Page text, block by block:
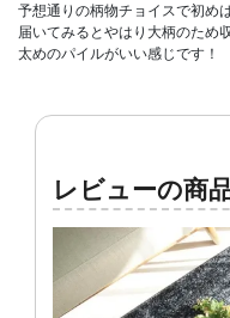
予想通りの柄物チョイスで初め
届いてみるとやはり大柄のため
太めのパイルがいい感じです！
レビューの商